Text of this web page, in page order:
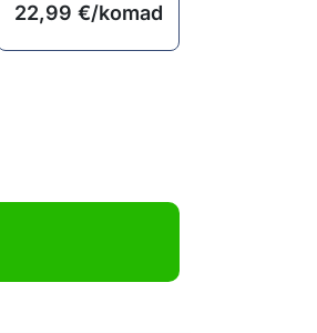
22,99 €/komad